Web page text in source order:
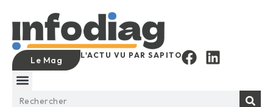
Le Mag L'ACTU VU PAR SAPITO